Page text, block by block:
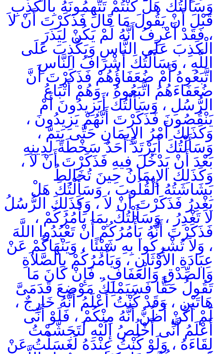
وَسَأَلْتُكَ هَلْ كُنْتُمْ تَتَّهِمُونَهُ بِالْكَذِبِ
قَبْلَ أَنْ يَقُولَ مَا قَالَ فَذَكَرْتَ أَنْ لاَ
، فَقَدْ أَعْرِفُ أَنَّهُ لَمْ يَكُنْ لِيَذَرَ
الْكَذِبَ عَلَى النَّاسِ وَيَكْذِبَ عَلَى
اللَّهِ ، وَسَأَلْتُكَ أَشْرَافُ النَّاسِ
اتَّبَعُوهُ أَمْ ضُعَفَاؤُهُمْ فَذَكَرْتَ أَنَّ
ضُعَفَاءَهُمُ اتَّبَعُوهُ ، وَهُمْ أَتْبَاعُ
الرُّسُلِ ، وَسَأَلْتُكَ أَيَزِيدُونَ أَمْ
يَنْقُصُونَ فَذَكَرْتَ أَنَّهُمْ يَزِيدُونَ ،
وَكَذَلِكَ أَمْرُ الإِيمَانِ حَتَّى يَتِمَّ ،
وَسَأَلْتُكَ أَيَرْتَدُّ أَحَدٌ سَخْطَةً لِدِينِهِ
بَعْدَ أَنْ يَدْخُلَ فِيهِ فَذَكَرْتَ أَنْ لاَ ،
وَكَذَلِكَ الإِيمَانُ حِينَ تُخَالِطُ
بَشَاشَتُهُ الْقُلُوبَ ، وَسَأَلْتُكَ هَلْ
يَغْدِرُ فَذَكَرْتَ أَنْ لاَ ، وَكَذَلِكَ الرُّسُلُ
لاَ تَغْدِرُ ، وَسَأَلْتُكَ بِمَا يَأْمُرُكُمْ ،
فَذَكَرْتَ أَنَّهُ يَأْمُرُكُمْ أَنْ تَعْبُدُوا اللَّهَ
، وَلاَ تُشْرِكُوا بِهِ شَيْئًا ، وَيَنْهَاكُمْ عَنْ
عِبَادَةِ الأَوْثَانِ ، وَيَأْمُرُكُمْ بِالصَّلاَةِ
وَالصِّدْقِ وَالْعَفَافِ . فَإِنْ كَانَ مَا
تَقُولُ حَقًّا فَسَيَمْلِكُ مَوْضِعَ قَدَمَىَّ
هَاتَيْنِ ، وَقَدْ كُنْتُ أَعْلَمُ أَنَّهُ خَارِجٌ ،
لَمْ أَكُنْ أَظُنُّ أَنَّهُ مِنْكُمْ ، فَلَوْ أَنِّى
أَعْلَمُ أَنِّى أَخْلُصُ إِلَيْهِ لَتَجَشَّمْتُ
لِقَاءَهُ ، وَلَوْ كُنْتُ عِنْدَهُ لَغَسَلْتُ عَنْ